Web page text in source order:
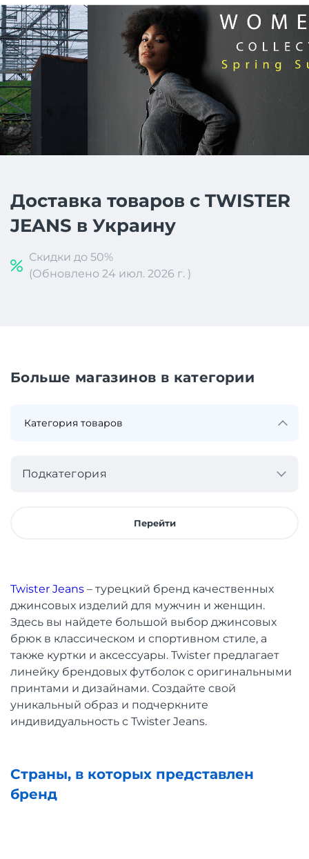
Доставка товаров с TWISTER
JEANS в Украину
Скидки до 50%
(Обновлено 24 июл. 2026 г. )
Больше магазинов в категории
Подкатегория
Перейти
Twister Jeans – турецкий бренд качественных
джинсовых изделий для мужчин и женщин.
Здесь вы найдете большой выбор джинсовых
брюк в классическом и спортивном стиле, а
также куртки и аксессуары. Twister предлагает
линейку брендовых футболок с оригинальными
принтами и дизайнами. Создайте свой
уникальный образ и подчеркните
индивидуальность с Twister Jeans.
Страны, в которых представлен
бренд